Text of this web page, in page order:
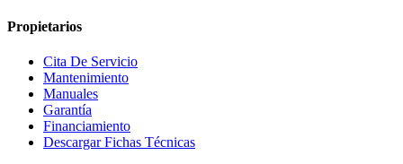
Propietarios
Cita De Servicio
Mantenimiento
Manuales
Garantía
Financiamiento
Descargar Fichas Técnicas